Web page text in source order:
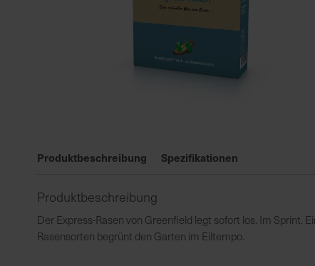
der
springen
Produktbeschreibung Spezifikationen
Produktbeschreibung
Der Express-Rasen von Greenfield legt sofort los. Im Sprint.
Rasensorten begrünt den Garten im Eiltempo.